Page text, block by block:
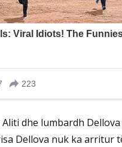
dhe lumbardh
Dellova nuk ka arritur